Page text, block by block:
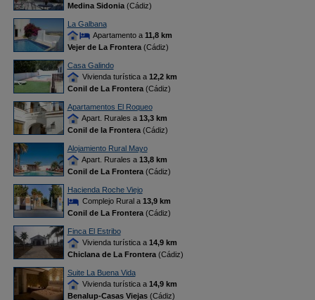
Medina Sidonia(Cádiz)
La Galbana
Apartamento a 11,8 km
Vejer de La Frontera(Cádiz)
Casa Galindo
Vivienda turística a 12,2 km
Conil de La Frontera(Cádiz)
Apartamentos El Roqueo
Apart. Rurales a 13,3 km
Conil de la Frontera(Cádiz)
Alojamiento Rural Mayo
Apart. Rurales a 13,8 km
Conil de La Frontera(Cádiz)
Hacienda Roche Viejo
Complejo Rural a 13,9 km
Conil de La Frontera(Cádiz)
Finca El Estribo
Vivienda turística a 14,9 km
Chiclana de La Frontera(Cádiz)
Suite La Buena Vida
Vivienda turística a 14,9 km
Benalup-Casas Viejas(Cádiz)